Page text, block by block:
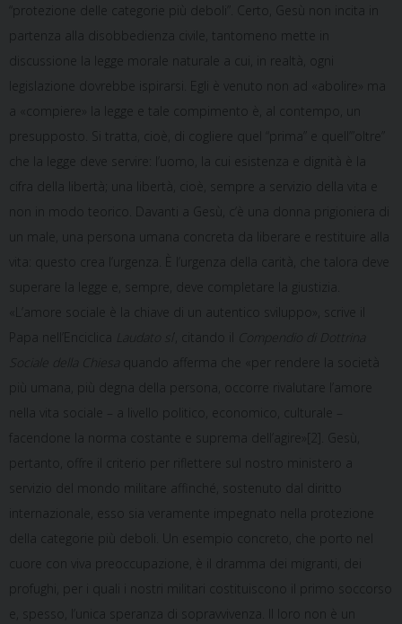
“protezione delle categorie più deboli”. Certo, Gesù non incita in
partenza alla disobbedienza civile, tantomeno mette in
discussione la legge morale naturale a cui, in realtà, ogni
legislazione dovrebbe ispirarsi. Egli è venuto non ad «abolire» ma
a «compiere» la legge e tale compimento è, al contempo, un
presupposto. Si tratta, cioè, di cogliere quel “prima” e quell’”oltre”
che la legge deve servire: l’uomo, la cui esistenza e dignità è la
cifra della libertà; una libertà, cioè, sempre a servizio della vita e
non in modo teorico. Davanti a Gesù, c’è una donna prigioniera di
un male, una persona umana concreta da liberare e restituire alla
vita: questo crea l’urgenza. È l’urgenza della carità, che talora deve
superare la legge e, sempre, deve completare la giustizia.
«L’amore sociale è la chiave di un autentico sviluppo», scrive il
Papa nell’Enciclica
’, citando il
quando afferma che «per rendere la società
più umana, più degna della persona, occorre rivalutare l’amore
nella vita sociale – a livello politico, economico, culturale –
facendone la norma costante e suprema dell’agire»[2]. Gesù,
pertanto, offre il criterio per riflettere sul nostro ministero a
servizio del mondo militare affinché, sostenuto dal diritto
internazionale, esso sia veramente impegnato nella protezione
della categorie più deboli. Un esempio concreto, che porto nel
cuore con viva preoccupazione, è il dramma dei migranti, dei
profughi, per i quali i nostri militari costituiscono il primo soccorso
e, spesso, l’unica speranza di sopravvivenza. Il loro non è un